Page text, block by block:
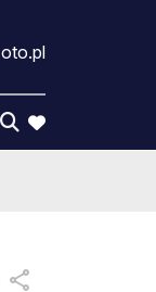
favorite
do ulubionych
Drukuj